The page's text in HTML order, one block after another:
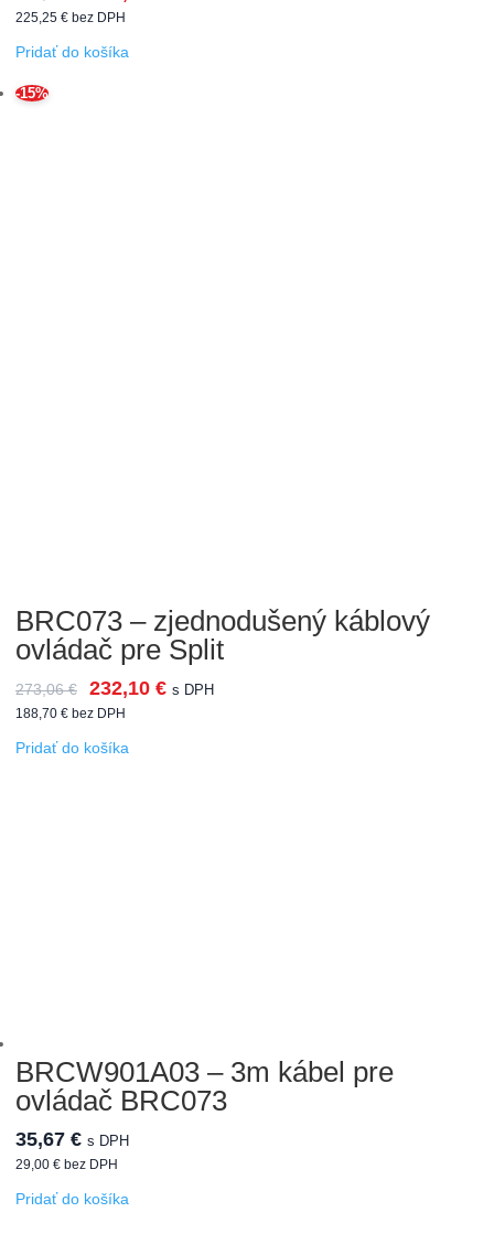
225,25 € bez DPH
Pridať do košíka
-15%
BRC073 – zjednodušený káblový
ovládač pre Split
273,06€ 232,10 € s DPH
188,70 € bez DPH
Pridať do košíka
BRCW901A03 – 3m kábel pre
ovládač BRC073
35,67 € s DPH
29,00 € bez DPH
Pridať do košíka